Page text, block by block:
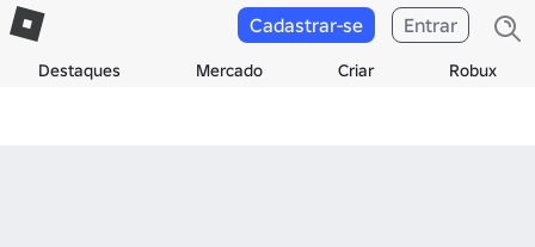
Destaques Mercado Criar Robux
Cadastrar-se Entrar